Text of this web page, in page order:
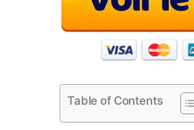
Table of Contents